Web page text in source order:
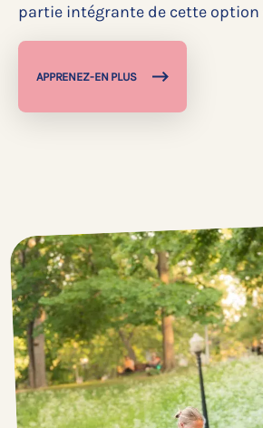
partie intégrante de cette
APPRENEZ-EN PLUS